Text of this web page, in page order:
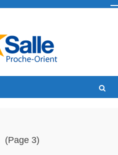
(Page 3)